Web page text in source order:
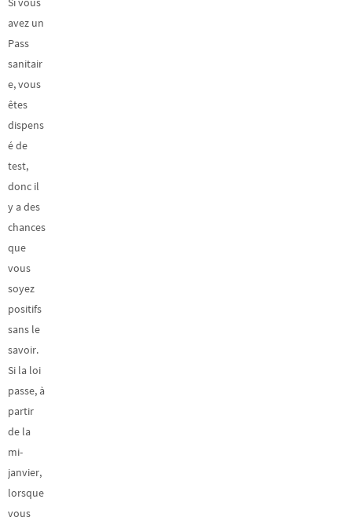
avez un
Pass
sanitair
e, vous
êtes
dispens
é de
test,
donc il
y a des
chances
que
vous
soyez
positifs
sans le
savoir.
Si la loi
passe, à
partir
de la
mi-
janvier,
lorsque
vous